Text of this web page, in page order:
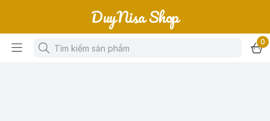
DuyNisa Shop
0